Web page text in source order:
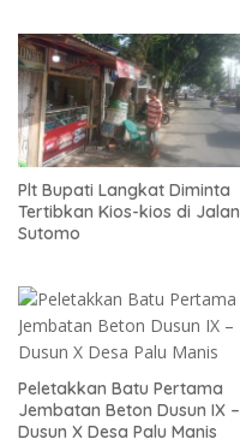
Plt Bupati Langkat Diminta
Tertibkan Kios-kios di Jalan
Sutomo
Peletakkan Batu Pertama
Jembatan Beton Dusun IX –
Dusun X Desa Palu Manis